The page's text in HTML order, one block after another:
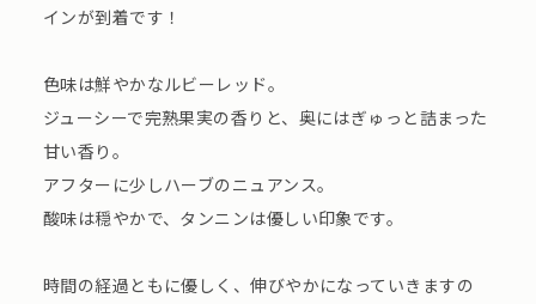
インが到着です！
色味は鮮やかなルビーレッド。
ジューシーで完熟果実の香りと、奥にはぎゅっと詰まった
甘い香り。
アフターに少しハーブのニュアンス。
酸味は穏やかで、タンニンは優しい印象です。
時間の経過ともに優しく、伸びやかになっていきますの